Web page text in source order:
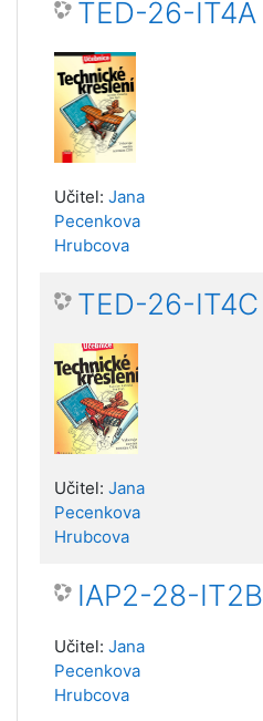
TED-26-IT4A
Učitel: Jana
Pecenkova
Hrubcova
TED-26-IT4C
Učitel: Jana
Pecenkova
Hrubcova
IAP2-28-IT2B
Učitel: Jana
Pecenkova
Hrubcova